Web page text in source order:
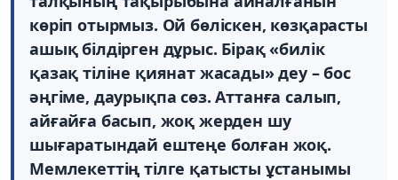
көріп отырмыз. Ой бөліскен, көзқарасты
ашық білдірген дұрыс. Бірақ «билік
қазақ тіліне қиянат жасады» деу – бос
әңгіме, даурықпа сөз. Аттанға салып,
айғайға басып, жоқ жерден шу
шығаратындай ештеңе болған жоқ.
Мемлекеттің тілге қатысты ұстанымы